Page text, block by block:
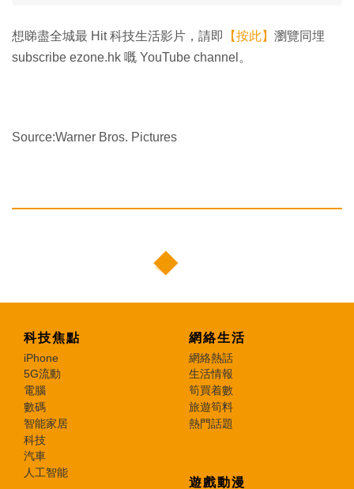
想睇盡全城最 Hit 科技生活影片，請即 【按此】 瀏覽同埋
subscribe ezone.hk 嘅 YouTube channel。
Source:Warner Bros. Pictures
科技焦點
iPhone
5G流動
電腦
數碼
智能家居
科技
汽車
人工智能
網絡生活
網絡熱話
生活情報
筍買着數
旅遊筍料
熱門話題
遊戲動漫